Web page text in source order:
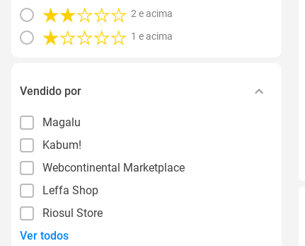
2 e acima
1 e acima
Vendido por
Magalu
Kabum!
Webcontinental Marketplace
Leffa Shop
Riosul Store
Ver todos